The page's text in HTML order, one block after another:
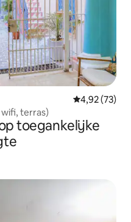
Gemiddelde
4,92 (73)
wifi, terras)
toegankelijke